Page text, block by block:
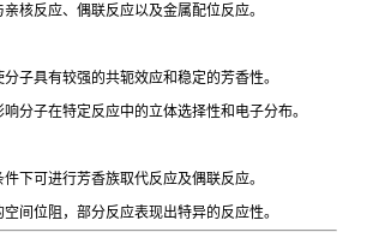
核反应、偶联反应以及金属配位反应。
子具有较强的共轭效应和稳定的芳香性。
分子在特定反应中的立体选择性和电子分布。
下可进行芳香族取代反应及偶联反应。
间位阻，部分反应表现出特异的反应性。